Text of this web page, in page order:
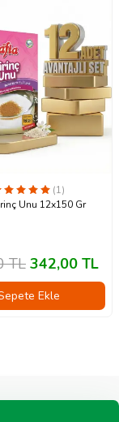
(1)
Unu 12x150 Gr
TL 342,00 TL
Ekle